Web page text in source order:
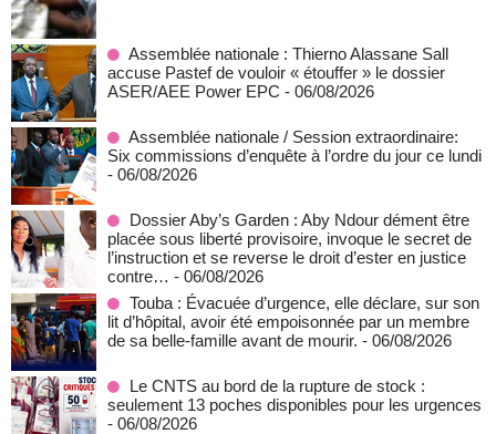
Assemblée nationale : Thierno Alassane Sall
accuse Pastef de vouloir « étouffer » le dossier
ASER/AEE Power EPC - 06/08/2026
Assemblée nationale / Session extraordinaire:
Six commissions d’enquête à l’ordre du jour ce lundi
- 06/08/2026
Dossier Aby’s Garden : Aby Ndour dément être
placée sous liberté provisoire, invoque le secret de
l’instruction et se reverse le droit d’ester en justice
contre… - 06/08/2026
Touba : Évacuée d’urgence, elle déclare, sur son
lit d’hôpital, avoir été empoisonnée par un membre
de sa belle-famille avant de mourir. - 06/08/2026
Le CNTS au bord de la rupture de stock :
seulement 13 poches disponibles pour les urgences
- 06/08/2026